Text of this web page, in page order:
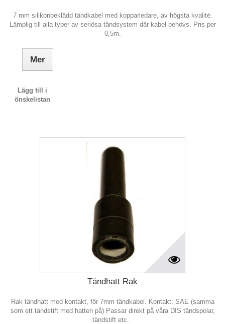
7 mm silikonbeklädd tändkabel med kopparledare, av högsta kvalité.
Lämplig till alla typer av seriösa tändsystem där kabel behövs. Pris per
0,5m.
Mer
Lägg till i
önskelistan
Tändhatt Rak
Rak tändhatt med kontakt, för 7mm tändkabel. Kontakt: SAE (samma
som ett tändstift med hatten på) Passar direkt på våra DIS tändspolar,
tändstift etc.